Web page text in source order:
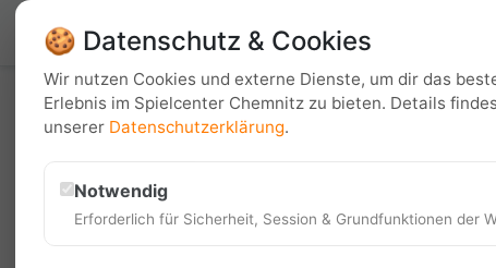
Attraktionen
🍪 Datenschutz & Cookies
Wir nutzen Cookies und externe Dienste, um dir das
Erlebnis im Spielcenter Chemnitz zu bieten. Details
unserer Datenschutzerklärung.
Notwendig
Erforderlich für Sicherheit, Session & Grundfunktionen der